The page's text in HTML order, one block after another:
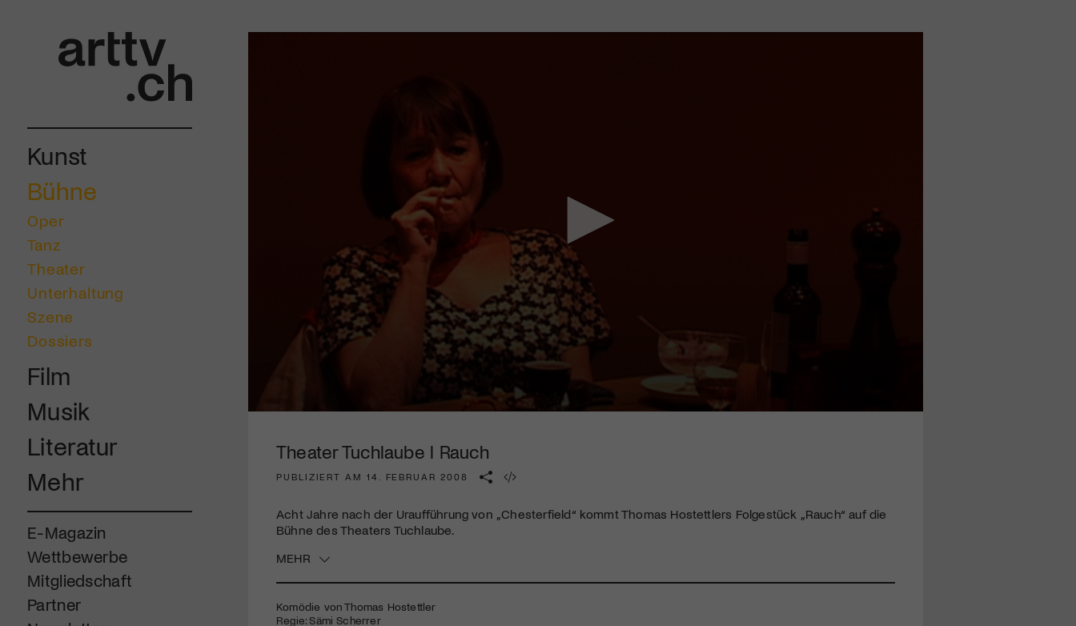
Kunst
Bühne
Oper
Tanz
Theater
Unterhaltung
Szene
Dossiers
Film
Musik
Literatur
Mehr
E-Magazin
Wettbewerbe
Mitgliedschaft
Partner
Theater Tuchlaube l Rauch
PUBLIZIERT AM 14. FEBRUAR 2008
Acht Jahre nach der Uraufführung von „Chesterfield“ kommt Thomas Hostettlers Folgestück „Rauch“ auf die
Bühne des Theaters Tuchlaube.
MEHR
Komödie von Thomas Hostettler
Regie: Sämi Scherrer
Mach mit: «Be Part of the Art»!
Engagiere dich als Kulturliebhaber:in, Kulturschaffende(r) oder
Kulturinstitution und unterstütze unsere Arbeit.
Mit deiner Mitgliedschaft erhältst du kostenlosen Zugang zu
diversen Kulturevents.
Jetzt Mitglied werden